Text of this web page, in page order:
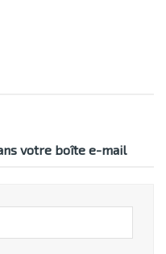
votre boîte e-mail